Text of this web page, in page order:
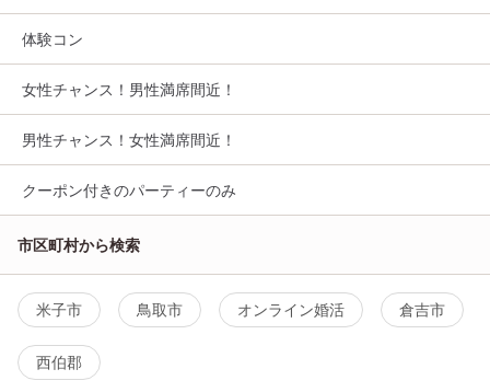
体験コン
女性チャンス！男性満席間近！
男性チャンス！女性満席間近！
クーポン付きのパーティーのみ
市区町村から検索
米子市 鳥取市 オンライン婚活 倉吉市
西伯郡